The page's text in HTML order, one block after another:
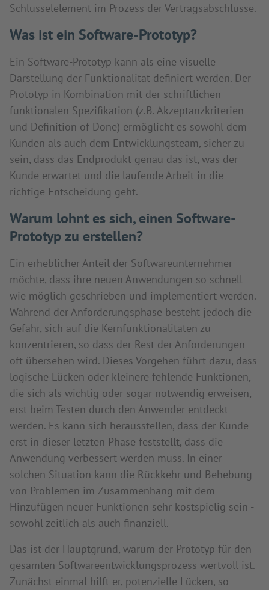
Schlüsselelement im Prozess der Vertragsabschlüsse.
Was ist ein Software-Prototyp?
Ein Software-Prototyp kann als eine visuelle
Darstellung der Funktionalität definiert werden. Der
Prototyp in Kombination mit der schriftlichen
funktionalen Spezifikation (z.B. Akzeptanzkriterien
und Definition of Done) ermöglicht es sowohl dem
Kunden als auch dem Entwicklungsteam, sicher zu
sein, dass das Endprodukt genau das ist, was der
Kunde erwartet und die laufende Arbeit in die
richtige Entscheidung geht.
Warum lohnt es sich, einen Software-
Prototyp zu erstellen?
Ein erheblicher Anteil der Softwareunternehmer
möchte, dass ihre neuen Anwendungen so schnell
wie möglich geschrieben und implementiert werden.
Während der Anforderungsphase besteht jedoch die
Gefahr, sich auf die Kernfunktionalitäten zu
konzentrieren, so dass der Rest der Anforderungen
oft übersehen wird. Dieses Vorgehen führt dazu, dass
logische Lücken oder kleinere fehlende Funktionen,
die sich als wichtig oder sogar notwendig erweisen,
erst beim Testen durch den Anwender entdeckt
werden. Es kann sich herausstellen, dass der Kunde
erst in dieser letzten Phase feststellt, dass die
Anwendung verbessert werden muss. In einer
solchen Situation kann die Rückkehr und Behebung
von Problemen im Zusammenhang mit dem
Hinzufügen neuer Funktionen sehr kostspielig sein -
sowohl zeitlich als auch finanziell.
Das ist der Hauptgrund, warum der Prototyp für den
gesamten Softwareentwicklungsprozess wertvoll ist.
Zunächst einmal hilft er, potenzielle Lücken, so